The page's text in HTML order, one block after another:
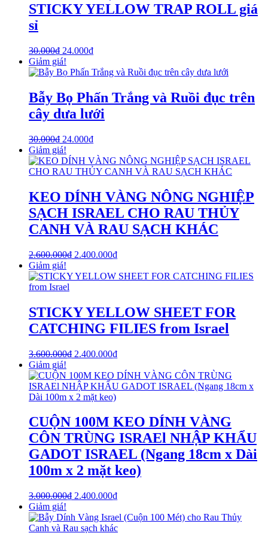
STICKY YELLOW TRAP ROLL giá
sỉ
30.000₫ 24.000₫
Giảm giá!
Bẫy Bọ Phấn Trắng và Ruồi đục trên
cây dưa lưới
30.000₫ 24.000₫
Giảm giá!
KEO DÍNH VÀNG NÔNG NGHIỆP
SẠCH ISRAEL CHO RAU THỦY
CANH VÀ RAU SẠCH KHÁC
2.600.000₫ 2.400.000₫
Giảm giá!
STICKY YELLOW SHEET FOR
CATCHING FILIES from Israel
3.600.000₫ 2.400.000₫
Giảm giá!
CUỘN 100M KEO DÍNH VÀNG
CÔN TRÙNG ISRAEl NHẬP KHẨU
GADOT ISRAEL (Ngang 18cm x Dài
100m x 2 mặt keo)
3.000.000₫ 2.400.000₫
Giảm giá!